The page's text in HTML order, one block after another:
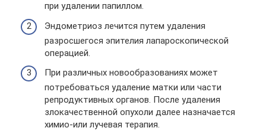
при удалении папиллом.
Эндометриоз лечится путем удаления
разросшегося эпителия лапароскопической
операцией.
При различных новообразованиях может
потребоваться удаление матки или части
репродуктивных органов. После удаления
злокачественной опухоли далее назначается
химио-или лучевая терапия.